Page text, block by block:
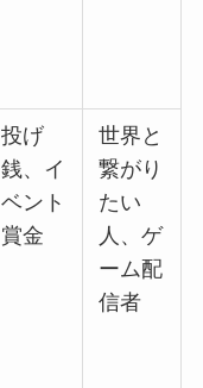
投げ
銭、イ
ベント
賞金
世界と
繋がり
たい
人、ゲ
ーム配
信者